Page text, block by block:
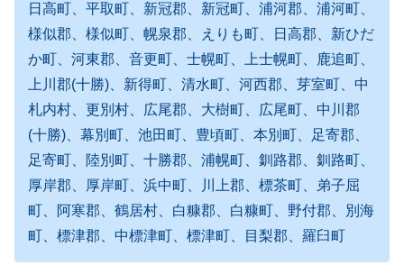
日高町、平取町、新冠郡、新冠町、浦河郡、浦河町、
様似郡、様似町、幌泉郡、えりも町、日高郡、新ひだ
か町、河東郡、音更町、士幌町、上士幌町、鹿追町、
上川郡(十勝)、新得町、清水町、河西郡、芽室町、中
札内村、更別村、広尾郡、大樹町、広尾町、中川郡
(十勝)、幕別町、池田町、豊頃町、本別町、足寄郡、
足寄町、陸別町、十勝郡、浦幌町、釧路郡、釧路町、
厚岸郡、厚岸町、浜中町、川上郡、標茶町、弟子屈
町、阿寒郡、鶴居村、白糠郡、白糠町、野付郡、別海
町、標津郡、中標津町、標津町、目梨郡、羅臼町